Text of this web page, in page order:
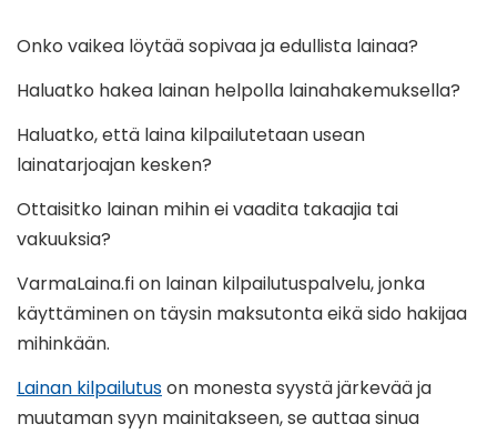
Onko vaikea löytää sopivaa ja edullista lainaa?
Haluatko hakea lainan helpolla lainahakemuksella?
Haluatko, että laina kilpailutetaan usean
lainatarjoajan kesken?
Ottaisitko lainan mihin ei vaadita takaajia tai
vakuuksia?
VarmaLaina.fi on lainan kilpailutuspalvelu, jonka
käyttäminen on täysin maksutonta eikä sido hakijaa
mihinkään.
Lainan kilpailutuson monesta syystä järkevää ja
muutaman syyn mainitakseen, se auttaa sinua